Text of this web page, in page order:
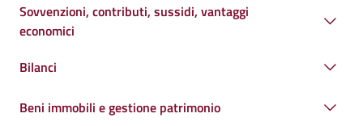
Sovvenzioni, contributi, sussidi, vantaggi
economici
Bilanci
Beni immobili e gestione patrimonio